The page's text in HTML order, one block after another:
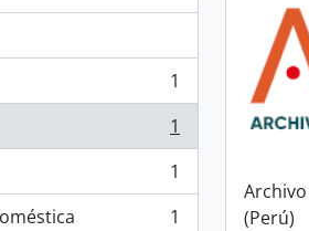
1
1
1
1
(Perú)